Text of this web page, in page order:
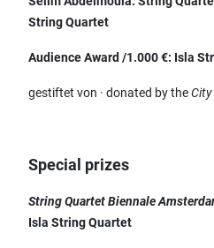
String Quartet
Audience Award /1.000 €: Isla
gestiftet von · donated by theCity
Special prizes
String Quartet Biennale
Isla String Quartet